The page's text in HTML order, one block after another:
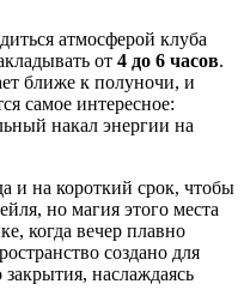
атмосферой клуба
от 4 до 6 часов.
ближе к полуночи, и
самое интересное:
накал энергии на
и на короткий срок, чтобы
но магия этого места
когда вечер плавно
создано для
закрытия, наслаждаясь